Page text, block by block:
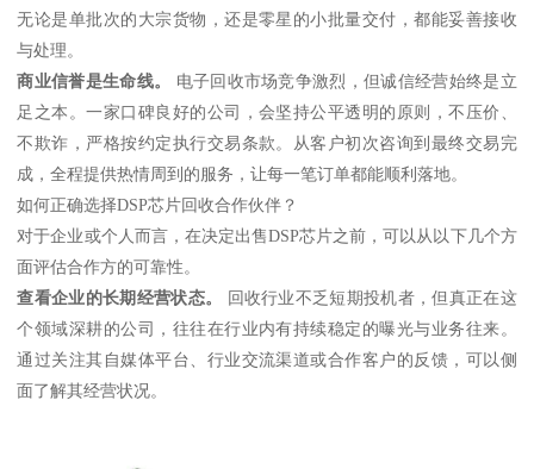
无论是单批次的大宗货物，还是零星的小批量交付，都能妥善接收
与处理。
商业信誉是生命线。
电子回收市场竞争激烈，但诚信经营始终是立
足之本。一家口碑良好的公司，会坚持公平透明的原则，不压价、
不欺诈，严格按约定执行交易条款。从客户初次咨询到最终交易完
成，全程提供热情周到的服务，让每一笔订单都能顺利落地。
如何正确选择DSP芯片回收合作伙伴？
对于企业或个人而言，在决定出售DSP芯片之前，可以从以下几个方
面评估合作方的可靠性。
查看企业的长期经营状态。
回收行业不乏短期投机者，但真正在这
个领域深耕的公司，往往在行业内有持续稳定的曝光与业务往来。
通过关注其自媒体平台、行业交流渠道或合作客户的反馈，可以侧
面了解其经营状况。